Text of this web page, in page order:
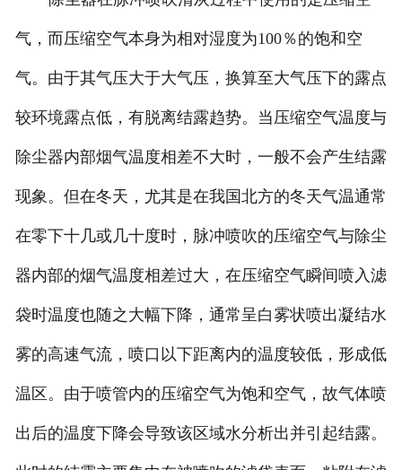
气，而压缩空气本身为相对湿度为100％的饱和空
气。由于其气压大于大气压，换算至大气压下的露点
较环境露点低，有脱离结露趋势。当压缩空气温度与
除尘器内部烟气温度相差不大时，一般不会产生结露
现象。但在冬天，尤其是在我国北方的冬天气温通常
在零下十几或几十度时，脉冲喷吹的压缩空气与除尘
器内部的烟气温度相差过大，在压缩空气瞬间喷入滤
袋时温度也随之大幅下降，通常呈白雾状喷出凝结水
雾的高速气流，喷口以下距离内的温度较低，形成低
温区。由于喷管内的压缩空气为饱和空气，故气体喷
出后的温度下降会导致该区域水分析出并引起结露。